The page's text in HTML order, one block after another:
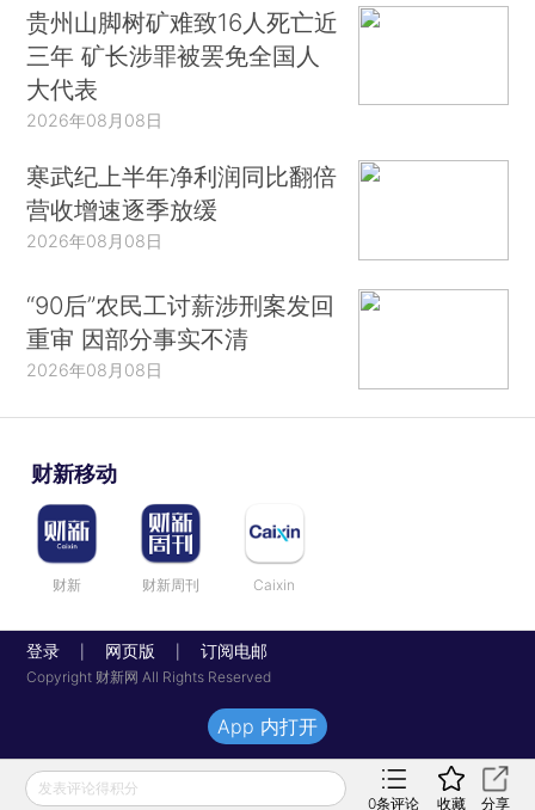
贵州山脚树矿难致16人死亡近
三年 矿长涉罪被罢免全国人
大代表
2026年08月08日
寒武纪上半年净利润同比翻倍
营收增速逐季放缓
2026年08月08日
“90后”农民工讨薪涉刑案发回
重审 因部分事实不清
2026年08月08日
财新移动
财新 财新周刊 Caixin
登录 网页版 订阅电邮
Copyright 财新网 All Rights Reserved
发表评论得积分
0条评论 收藏 分享
App 内打开